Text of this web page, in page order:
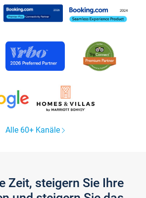
Alle 60+ Kanäle
Zeit, steigern Sie Ihre